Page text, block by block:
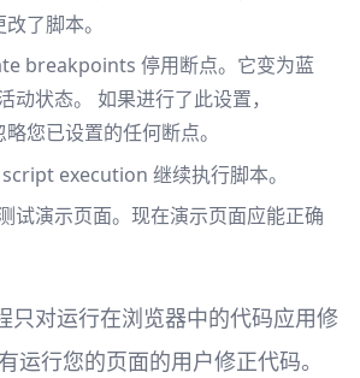
了脚本。
breakpoints 停用断点。它变为蓝
动状态。 如果进行了此设置，
您已设置的任何断点。
execution 继续执行脚本。
试演示页面。现在演示页面应能正确
只对运行在浏览器中的代码应用修
运行您的页面的用户修正代码。